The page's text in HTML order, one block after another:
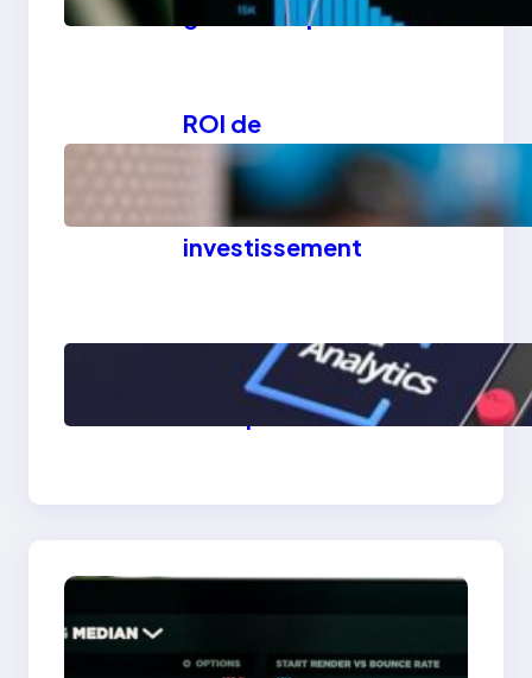
guide complet 2026
ROI de
l’automatisation :
comment calculer le
retour sur
investissement
10 exemples concrets
d’automatisation en
entreprise